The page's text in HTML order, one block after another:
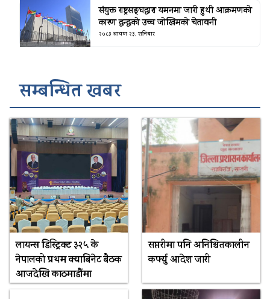
संयुक्त राष्ट्रसङ्घद्वारा यमनमा जारी हुथी आक्रमणको
कारण द्वन्द्वको उच्च जोखिमको चेतावनी
२०८३ श्रावण २३, शनिबार
सम्बन्धित खबर
लायन्स डिस्ट्रिक्ट ३२५ के
नेपालको प्रथम क्याबिनेट बैठक
आजदेखि काठमाडौंमा
सप्तरीमा पनि अनिश्चितकालीन
कर्फ्यु आदेश जारी